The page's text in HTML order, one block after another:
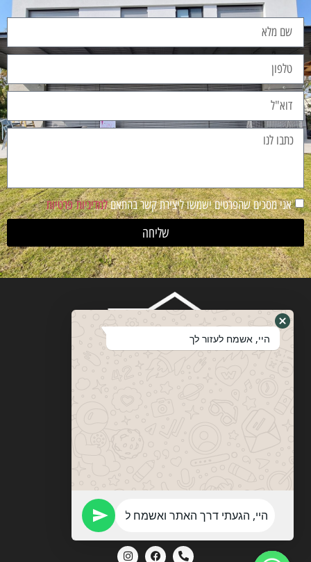
אני מסכים שהפרטים ישמשו ליצירת קשר בהתאםלמדיניות פרטיות
שליחה
vitebskys@gmail.com
היי, אשמח לעזור לך